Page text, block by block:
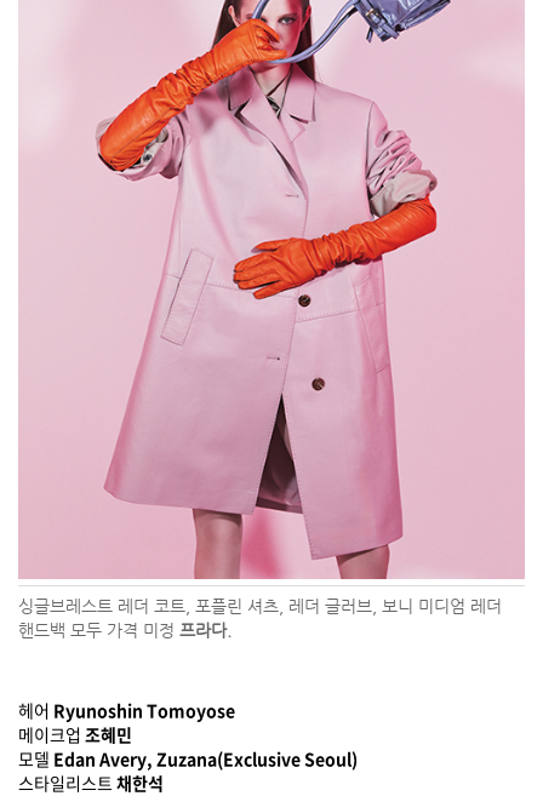
싱글브레스트 레더 코트, 포플린 셔츠, 레더 글러브, 보니 미디엄 레더
핸드백 모두 가격 미정 프라다.
헤어 Ryunoshin Tomoyose
메이크업 조혜민
모델 Edan Avery, Zuzana(Exclusive Seoul)
스타일리스트 채한석